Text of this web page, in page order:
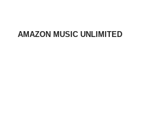
Japan”
AMAZON MUSIC UNLIMITED